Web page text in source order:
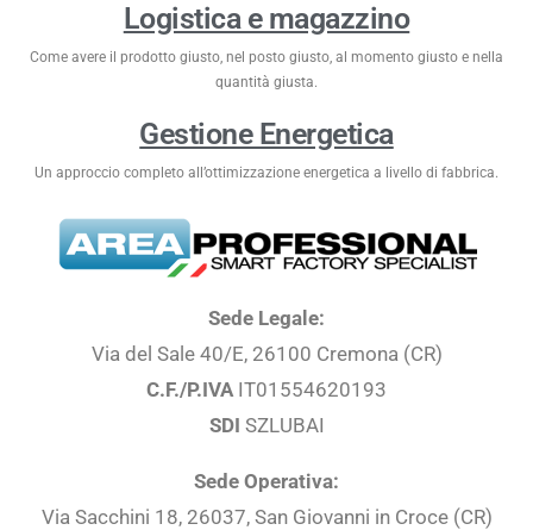
Logistica e magazzino
Come avere il prodotto giusto, nel posto giusto, al momento giusto e nella
quantità giusta.
Gestione Energetica
Un approccio completo all’ottimizzazione energetica a livello di fabbrica.
Sede Legale:
Via del Sale 40/E, 26100 Cremona (CR)
C.F./P.IVA IT01554620193
SDI SZLUBAI
Sede Operativa:
Via Sacchini 18, 26037, San Giovanni in Croce (CR)